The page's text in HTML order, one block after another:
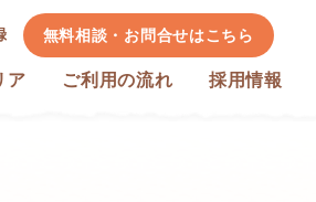
無料相談・お問合せはこちら
ア ご利用の流れ 採用情報